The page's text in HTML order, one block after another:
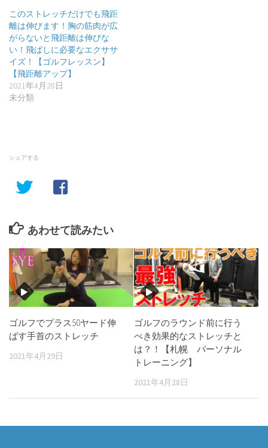
このストレッチだけでも飛距
離は伸びます！胸の筋肉が広
がらないと飛距離は伸びな
い！飛ばしに必要なエクササ
イズ！【ゴルフレッスン】
【飛距離アップ】
2021年4月28日
未分類
シェアする
あわせて読みたい
ゴルフでプラス50ヤード伸
ばす手首のストレッチ
2021年4月29日
ゴルフのラウンド前に行う
べき効果的なストレッチと
は？！【札幌 パーソナル
トレーニング】
2021年4月28日